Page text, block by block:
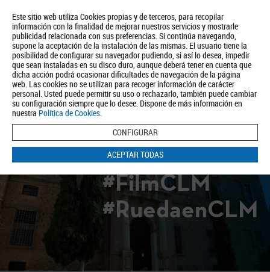
Este sitio web utiliza Cookies propias y de terceros, para recopilar
información con la finalidad de mejorar nuestros servicios y mostrarle
publicidad relacionada con sus preferencias. Si continúa navegando,
supone la aceptación de la instalación de las mismas. El usuario tiene la
posibilidad de configurar su navegador pudiendo, si así lo desea, impedir
que sean instaladas en su disco duro, aunque deberá tener en cuenta que
dicha acción podrá ocasionar dificultades de navegación de la página
web. Las cookies no se utilizan para recoger información de carácter
personal. Usted puede permitir su uso o rechazarlo, también puede cambiar
su configuración siempre que lo desee. Dispone de más información en
nuestra Política de Cookies.
CONFIGURAR
ACEPTAR TODAS
Quiénes somos Turismo Política de Privacidad Aviso Legal
Política de Cookies
BUSCAR
#FilmCLM
#RuedaenCLM